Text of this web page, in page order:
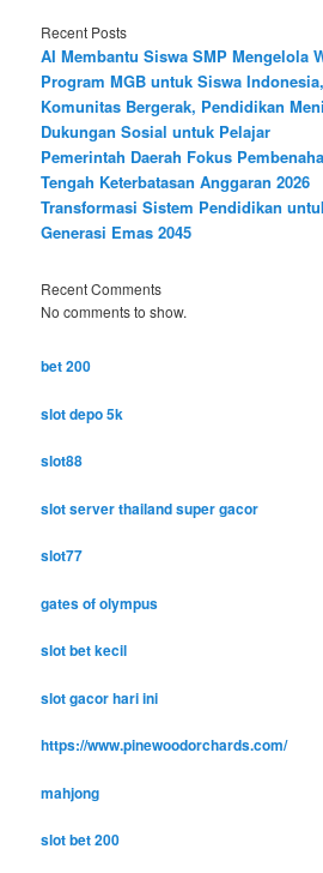
Recent Posts
AI Membantu Siswa SMP Mengelola
Program MGB untuk Siswa
Komunitas Bergerak, Pendidikan
Dukungan Sosial untuk Pelajar
Pemerintah Daerah Fokus
Tengah Keterbatasan Anggaran 2026
Transformasi Sistem Pendidikan
Generasi Emas 2045
Recent Comments
No comments to show.
bet 200
slot depo 5k
slot88
slot server thailand super gacor
slot77
gates of olympus
slot bet kecil
slot gacor hari ini
https://www.pinewoodorchards.com/
mahjong
slot bet 200